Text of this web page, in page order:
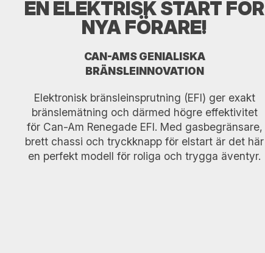
EN ELEKTRISK START FÖR
NYA FÖRARE!
CAN-AMS GENIALISKA
BRÄNSLEINNOVATION
Elektronisk bränsleinsprutning (EFI) ger exakt
bränslemätning och därmed högre effektivitet
för Can-Am Renegade EFI. Med gasbegränsare,
brett chassi och tryckknapp för elstart är det här
en perfekt modell för roliga och trygga äventyr.